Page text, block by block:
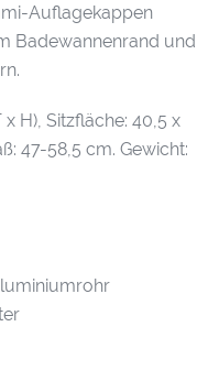
Auflagekappen
Badewannenrand und
H), Sitzfläche: 40,5 x
47-58,5 cm. Gewicht: